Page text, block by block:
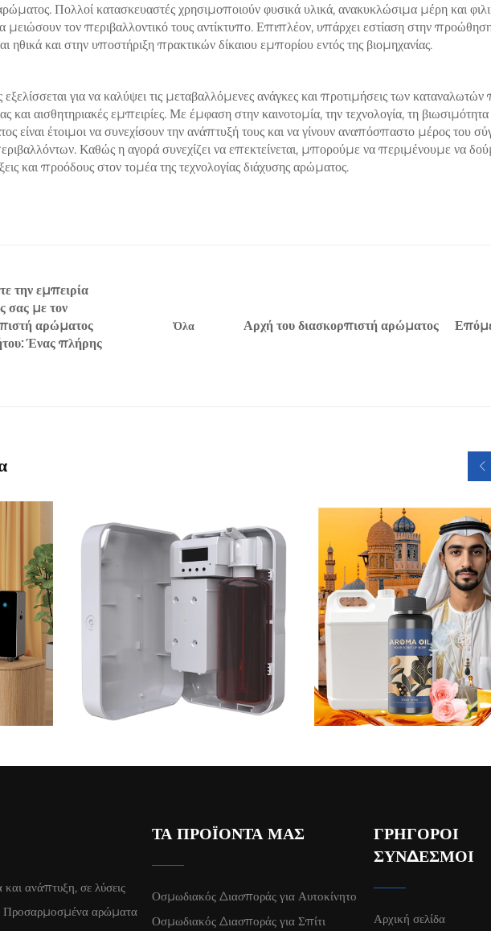
Πολλοί κατασκευαστές χρησιμοποιούν φυσικά υλικά, ανακυκλώσιμα μέρη και
μειώσουν τον περιβαλλοντικό τους αντίκτυπο. Επιπλέον, υπάρχει εστίαση στην
ηθικά και στην υποστήριξη πρακτικών δίκαιου εμπορίου εντός της βιομηχανίας.
για να καλύψει τις μεταβαλλόμενες ανάγκες και προτιμήσεις των καταναλωτών
και αισθητηριακές εμπειρίες. Με έμφαση στην καινοτομία, την τεχνολογία, τη βιωσιμότητα
είναι έτοιμοι να συνεχίσουν την ανάπτυξή τους και να γίνουν αναπόσπαστο μέρος του
Καθώς η αγορά συνεχίζει να επεκτείνεται, μπορούμε να περιμένουμε να
και προόδους στον τομέα της τεχνολογίας διάχυσης αρώματος.
την εμπειρία
σας με τον
αρώματος
Ένας πλήρης
Όλα Αρχή του διασκορπιστή αρώματος
ανάπτυξη, σε λύσεις
αρώματα
ΤΑ ΠΡΟΪΌΝΤΑ ΜΑΣ
Οσμωδιακός Διασποράς για Αυτοκίνητο
Οσμωδιακός Διασποράς για Σπίτι
ΓΡΉΓΟΡΟΙ
ΣΎΝΔΕΣΜΟΙ
Αρχική σελίδα